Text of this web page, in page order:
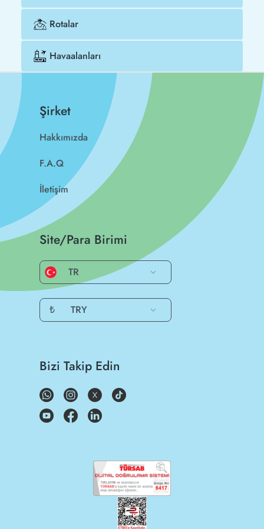
Rotalar
Havaalanları
Şirket
Hakkımızda
F.A.Q
İletişim
Site/Para Birimi
TR
₺ TRY
Bizi Takip Edin